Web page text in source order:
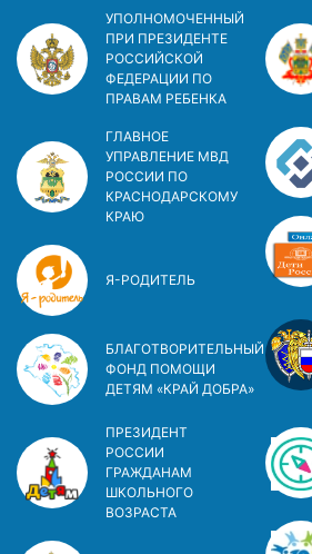
УПОЛНОМОЧЕННЫЙ
ПРИ ПРЕЗИДЕНТЕ
РОССИЙСКОЙ
ФЕДЕРАЦИИ ПО
ПРАВАМ РЕБЕНКА
ГЛАВНОЕ
УПРАВЛЕНИЕ МВД
РОССИИ ПО
КРАСНОДАРСКОМУ
КРАЮ
Я-РОДИТЕЛЬ
БЛАГОТВОРИТЕЛЬНЫЙ
ФОНД ПОМОЩИ
ДЕТЯМ «КРАЙ ДОБРА»
ПРЕЗИДЕНТ
РОССИИ
ГРАЖДАНАМ
ШКОЛЬНОГО
ВОЗРАСТА